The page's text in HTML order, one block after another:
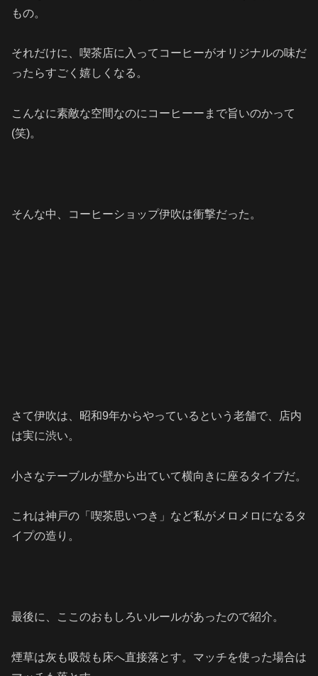
もの。
それだけに、喫茶店に入ってコーヒーがオリジナルの味だ
ったらすごく嬉しくなる。
こんなに素敵な空間なのにコーヒーーまで旨いのかって
(笑)。
そんな中、コーヒーショップ伊吹は衝撃だった。
さて伊吹は、 昭和9年からやっているという老舗で、店内
は実に渋い。
小さなテーブルが壁から出ていて横向きに座るタイプだ。
これは神戸の「喫茶思いつき」など私がメロメロになるタ
イプの造り。
最後に、ここのおもしろいルールがあったので紹介。
煙草は灰も吸殻も床へ直接落とす。マッチを使った場合は